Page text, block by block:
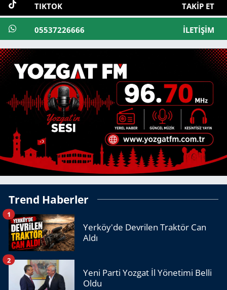
TIKTOK TAKIP ET
05537226666 İLETIŞIM
Trend Haberler
Yerköy'de Devrilen Traktör Can
Aldı
1
Yeni Parti Yozgat İl Yönetimi Belli
Oldu
2